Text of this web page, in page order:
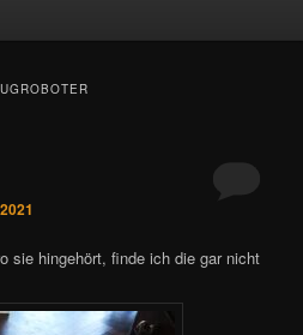
sie hingehört, finde ich die gar nicht